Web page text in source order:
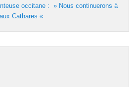
occitane : » Nous continuerons à
Cathares «